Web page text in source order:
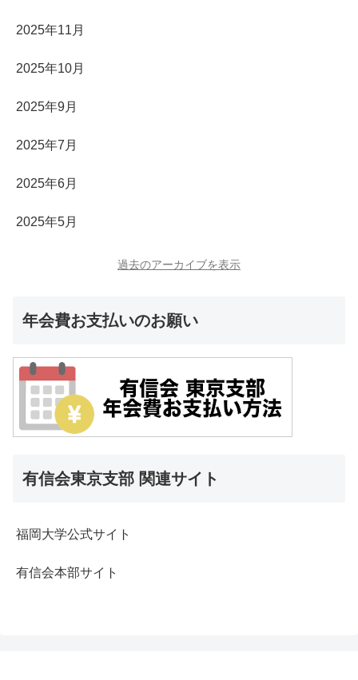
2025年11月
2025年10月
2025年9月
2025年7月
2025年6月
2025年5月
過去のアーカイブを表示
年会費お支払いのお願い
有信会東京支部 関連サイト
福岡大学公式サイト
有信会本部サイト